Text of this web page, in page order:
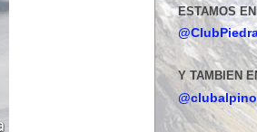
ESTAMOS
Y TAMBIEN